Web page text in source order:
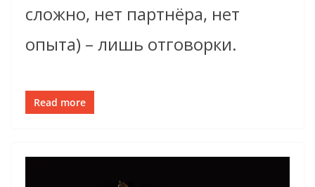
сложно, нет партнёра, нет
опыта) – лишь отговорки.
Read more